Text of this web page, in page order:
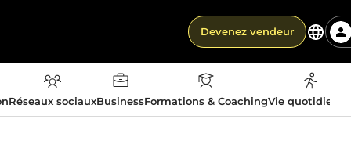
Devenez vendeur
Réseaux sociauxBusinessFormations & CoachingVie